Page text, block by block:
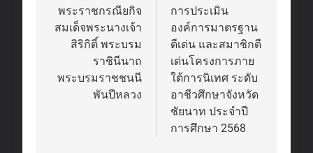
navigation
พระราชกรณียกิจ
สมเด็จพระนางเจ้า
สิริกิติ์ พระบรม
ราชินีนาถ
พระบรมราชชนนี
พันปีหลวง
การประเมิน
องค์การมาตรฐาน
ดีเด่น และสมาชิกดี
เด่นโครงการภาย
ใต้การนิเทศ ระดับ
อาชีวศึกษาจังหวัด
ชัยนาท ประจำปี
การศึกษา 2568